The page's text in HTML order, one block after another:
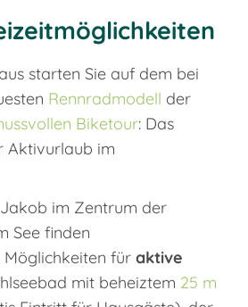
aus starten Sie auf dem bei
Rennradmodell der
Biketour: Das
Aktivurlaub im
im Zentrum der
See finden
für aktive
mit beheiztem 25 m